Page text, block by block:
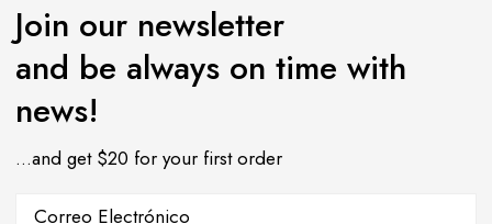
Join our newsletter
and be always on time with
news!
…and get $20 for your first order